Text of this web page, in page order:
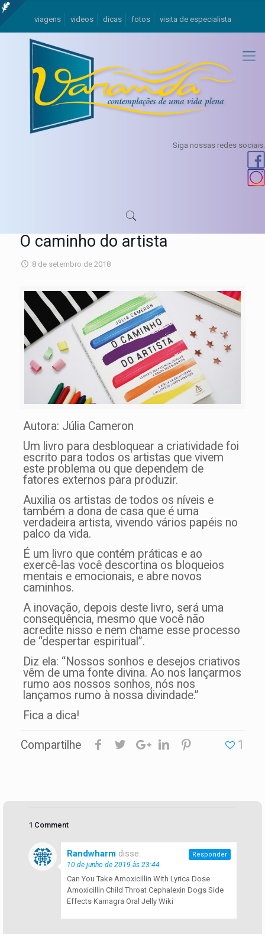
viagens videos dicas fotos visita de especialista
Siga nossas redes sociais:
O caminho do artista
8 de setembro de 2018
Autora: Júlia Cameron
Um livro para desbloquear a criatividade foi
escrito para todos os artistas que vivem
este problema ou que dependem de
fatores externos para produzir.
Auxilia os artistas de todos os níveis e
também a dona de casa que é uma
verdadeira artista, vivendo vários papéis no
palco da vida.
É um livro que contém práticas e ao
exercê-las você descortina os bloqueios
mentais e emocionais, e abre novos
caminhos.
A inovação, depois deste livro, será uma
consequência, mesmo que você não
acredite nisso e nem chame esse processo
de “despertar espiritual”.
Diz ela: “Nossos sonhos e desejos criativos
vêm de uma fonte divina. Ao nos lançarmos
rumo aos nossos sonhos, nós nos
lançamos rumo à nossa divindade.”
Fica a dica!
Compartilhe 1
1 Comment
Randwharm disse:
10 de junho de 2019 às 23:44
Can You Take Amoxicillin With Lyrica Dose
Amoxicillin Child Throat Cephalexin Dogs Side
Effects Kamagra Oral Jelly Wiki
Responder